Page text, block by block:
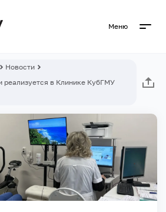
Меню
Новости
реализуется в Клинике КубГМУ